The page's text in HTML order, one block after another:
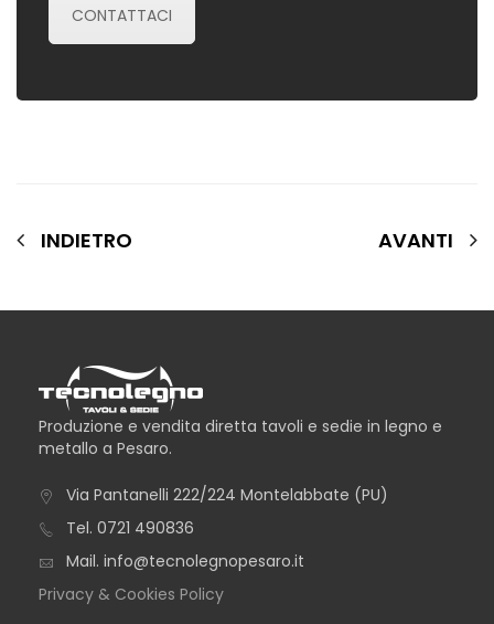
CONTATTACI
INDIETRO AVANTI
Produzione e vendita diretta tavoli e sedie in legno e
metallo a Pesaro.
Via Pantanelli 222/224 Montelabbate (PU)
Tel. 0721 490836
Mail. info@tecnolegnopesaro.it
Privacy & Cookies Policy